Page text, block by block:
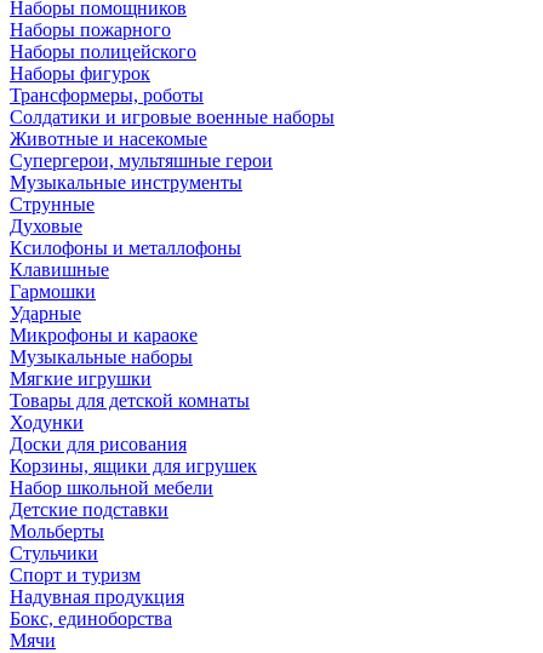
Наборы помощников
Наборы пожарного
Наборы полицейского
Наборы фигурок
Трансформеры, роботы
Солдатики и игровые военные наборы
Животные и насекомые
Супергерои, мультяшные герои
Музыкальные инструменты
Струнные
Духовые
Ксилофоны и металлофоны
Клавишные
Гармошки
Ударные
Микрофоны и караоке
Музыкальные наборы
Мягкие игрушки
Товары для детской комнаты
Ходунки
Доски для рисования
Корзины, ящики для игрушек
Набор школьной мебели
Детские подставки
Мольберты
Стульчики
Спорт и туризм
Надувная продукция
Бокс, единоборства
Мячи